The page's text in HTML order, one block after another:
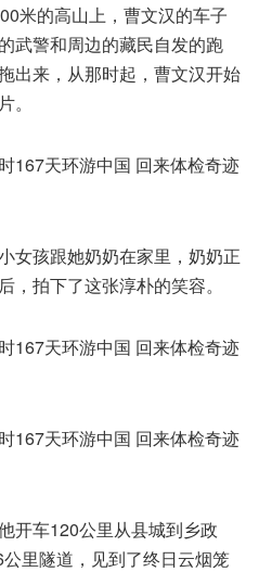
米的高山上，曹文汉的车子
武警和周边的藏民自发的跑
出来，从那时起，曹文汉开始
女孩跟她奶奶在家里，奶奶正
，拍下了这张淳朴的笑容。
开车120公里从县城到乡政
里隧道，见到了终日云烟笼